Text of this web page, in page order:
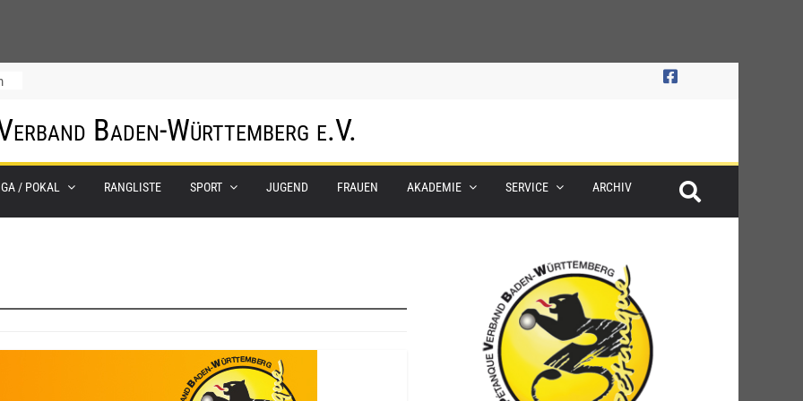
Baden-Württemberg e.V.
/ POKAL RANGLISTE SPORT JUGEND FRAUEN AKADEMIE SERVICE ARCHIV